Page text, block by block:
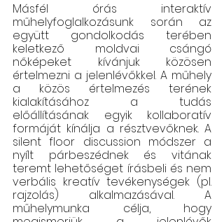
Másfél órás interaktív
műhelyfoglalkozásunk során az
együtt gondolkodás terében
keletkező moldvai csángó
nőképeket kívánjuk közösen
értelmezni a jelenlévőkkel. A műhely
a közös értelmezés terének
kialakításához a tudás
előállításának egyik kollaboratív
formáját kínálja a résztvevőknek. A
silent floor discussion módszer a
nyílt párbeszédnek és vitának
teremt lehetőséget írásbeli és nem
verbális kreatív tevékenységek (pl.
rajzolás) alkalmazásával. A
műhelymunka célja, hogy